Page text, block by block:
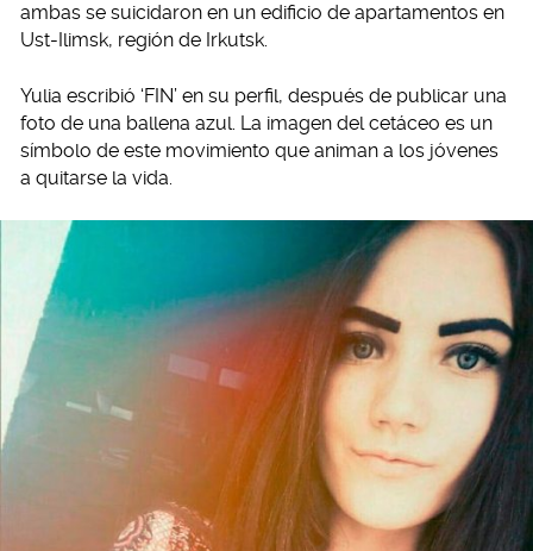
ambas se suicidaron en un edificio de apartamentos en
Ust-Ilimsk, región de Irkutsk.
Yulia escribió ‘FIN’ en su perfil, después de publicar una
foto de una ballena azul. La imagen del cetáceo es un
símbolo de este movimiento que animan a los jóvenes
a quitarse la vida.